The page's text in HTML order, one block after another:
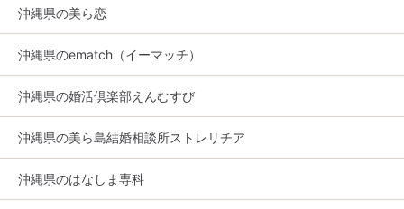
沖縄県の美ら恋
沖縄県のematch（イーマッチ）
沖縄県の婚活倶楽部えんむすび
沖縄県の美ら島結婚相談所ストレリチア
沖縄県のはなしま専科